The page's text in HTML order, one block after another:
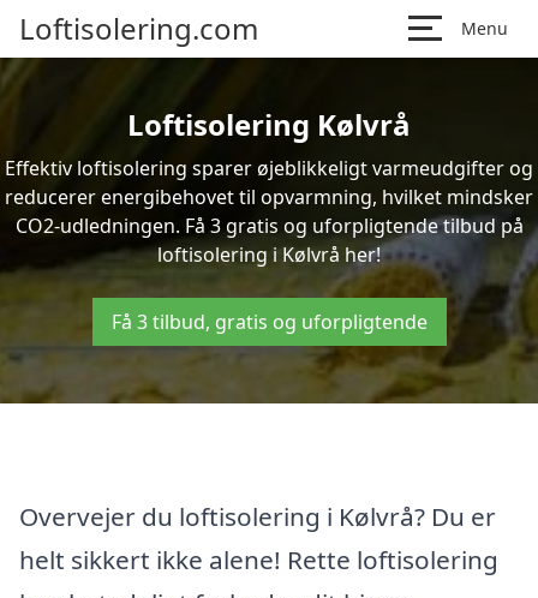
Loftisolering.com Menu
Loftisolering Kølvrå
Effektiv loftisolering sparer øjeblikkeligt varmeudgifter og
reducerer energibehovet til opvarmning, hvilket mindsker
CO2-udledningen. Få 3 gratis og uforpligtende tilbud på
loftisolering i Kølvrå her!
Få 3 tilbud, gratis og uforpligtende
Overvejer du loftisolering i Kølvrå? Du er
helt sikkert ikke alene! Rette loftisolering